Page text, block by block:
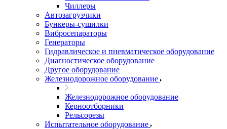
Чиллеры
Автозагрузчики
Бункеры-сушилки
Вибросепараторы
Генераторы
Гидравлическое и пневматическое оборудование
Диагностическое оборудование
Другое оборудование
Железнодорожное оборудование
Железнодорожное оборудование
Керноотборники
Рельсорезы
Испытательное оборудование